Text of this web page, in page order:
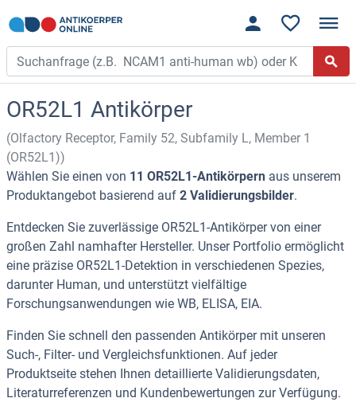
OR52L1 Antikörper
(Olfactory Receptor, Family 52, Subfamily L, Member 1
(OR52L1))
Wählen Sie einen von 11 OR52L1-Antikörpern aus unserem
Produktangebot basierend auf 2 Validierungsbilder.
Entdecken Sie zuverlässige OR52L1-Antikörper von einer
großen Zahl namhafter Hersteller. Unser Portfolio ermöglicht
eine präzise OR52L1-Detektion in verschiedenen Spezies,
darunter Human, und unterstützt vielfältige
Forschungsanwendungen wie WB, ELISA, EIA.
Finden Sie schnell den passenden Antikörper mit unseren
Such-, Filter- und Vergleichsfunktionen. Auf jeder
Produktseite stehen Ihnen detaillierte Validierungsdaten,
Literaturreferenzen und Kundenbewertungen zur Verfügung.